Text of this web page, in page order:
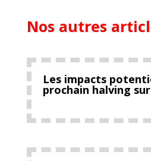
Nos autres
Les impacts
prochain halving